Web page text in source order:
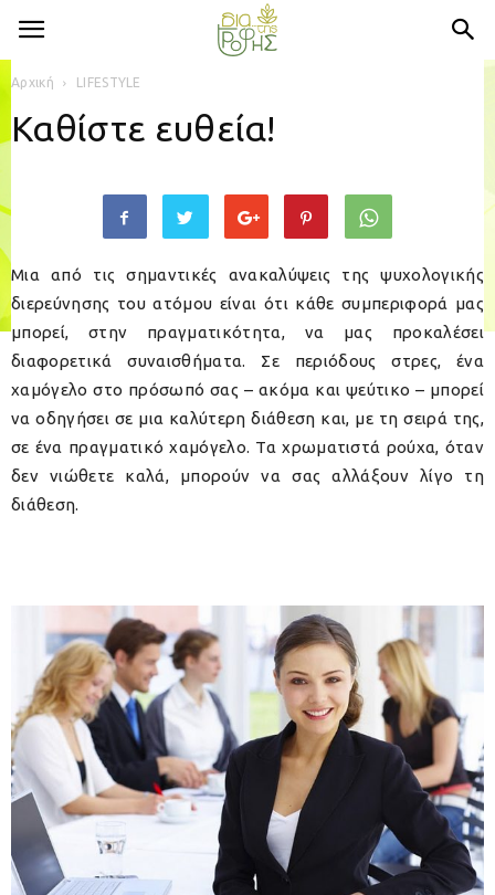
Αρχική LIFESTYLE
Καθίστε ευθεία!
Μια από τις σημαντικές ανακαλύψεις της ψυχολογικής
διερεύνησης του ατόμου είναι ότι κάθε συμπεριφορά μας
μπορεί, στην πραγματικότητα, να μας προκαλέσει
διαφορετικά συναισθήματα. Σε περιόδους στρες, ένα
χαμόγελο στο πρόσωπό σας – ακόμα και ψεύτικο – μπορεί
να οδηγήσει σε μια καλύτερη διάθεση και, με τη σειρά της,
σε ένα πραγματικό χαμόγελο. Τα χρωματιστά ρούχα, όταν
δεν νιώθετε καλά, μπορούν να σας αλλάξουν λίγο τη
διάθεση.